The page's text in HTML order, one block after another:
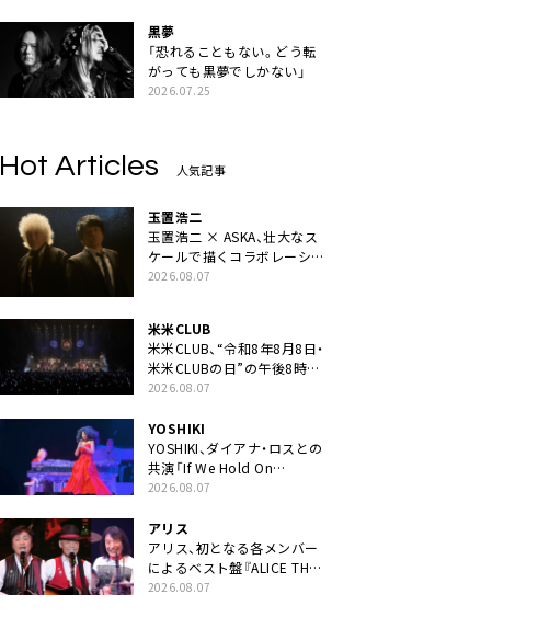
黒夢
「恐れることもない。どう転
がっても黒夢でしかない」
2026.07.25
Hot Articles 人気記事
玉置浩二
玉置浩二 × ASKA、壮大なス
ケールで描くコラボレーショ
ン曲「音銀河」リリース決定。
2026.08.07
米米CLUB
米米CLUB、“令和8年8月8日・
米米CLUBの日”の午後8時に
40周年ライブより「FANtachy
2026.08.07
YOSHIKI
YOSHIKI、ダイアナ・ロスとの
共演「If We Hold On
Together」ライブ映像公開
2026.08.07
アリス
アリス、初となる各メンバー
によるベスト盤『ALICE THE
BEST “TORILOGY”』リリー
2026.08.07